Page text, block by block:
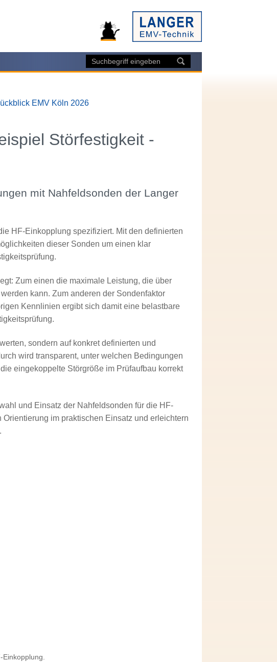
EMV Köln 2026
Störfestigkeit -
mit Nahfeldsonden der Langer
HF-Einkopplung spezifiziert. Mit den definierten
dieser Sonden um einen klar
Zum einen die maximale Leistung, die über
kann. Zum anderen der Sondenfaktor
Kennlinien ergibt sich damit eine belastbare
sondern auf konkret definierten und
wird transparent, unter welchen Bedingungen
eingekoppelte Störgröße im Prüfaufbau korrekt
und Einsatz der Nahfeldsonden für die HF-
im praktischen Einsatz und erleichtern
Einkopplung.